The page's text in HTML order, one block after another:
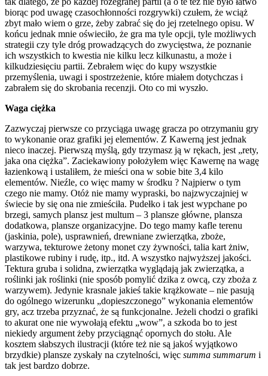
biorąc pod uwagę czasochłonności rozgrywki) czułem, że wciąż
zbyt mało wiem o grze, żeby zabrać się do jej rzetelnego opisu. W
końcu jednak mnie oświeciło, że gra ma tyle opcji, tyle możliwych
strategii czy tyle dróg prowadzących do zwycięstwa, że poznanie
ich wszystkich to kwestia nie kilku lecz kilkunastu, a może i
kilkudziesięciu partii. Zebrałem więc do kupy wszystkie
przemyślenia, uwagi i spostrzeżenie, które miałem dotychczas i
zabrałem się do skrobania recenzji. Oto co mi wyszło.
Waga ciężka
Zazwyczaj pierwsze co przyciąga uwagę gracza po otrzymaniu gry
to wykonanie oraz grafiki jej elementów. Z Kawerną jest jednak
nieco inaczej. Pierwszą myślą, gdy trzymasz ją w rękach, jest „rety,
jaka ona ciężka”. Zaciekawiony położyłem więc Kawernę na wagę
łazienkową i ustaliłem, że mieści ona w sobie bite 3,4 kilo
elementów. Nieźle, co więc mamy w środku ? Najpierw o tym
czego nie mamy. Otóż nie mamy wypraski, bo najzwyczajniej w
świecie by się ona nie zmieściła. Pudełko i tak jest wypchane po
brzegi, samych plansz jest multum – 3 plansze główne, plansza
dodatkowa, plansze organizacyjne. Do tego mamy kafle terenu
(jaskinia, pole), usprawnień, drewniane zwierzątka, zboże,
warzywa, tekturowe żetony monet czy żywności, talia kart żniw,
plastikowe rubiny i rudę, itp., itd. A wszystko najwyższej jakości.
Tektura gruba i solidna, zwierzątka wyglądają jak zwierzątka, a
roślinki jak roślinki (nie sposób pomylić dzika z owcą, czy zboża z
warzywem). Jedynie krasnale jakieś takie krążkowate – nie pasują
do ogólnego wizerunku „dopieszczonego” wykonania elementów
gry, acz trzeba przyznać, że są funkcjonalne. Jeżeli chodzi o grafiki
to akurat one nie wywołają efektu „wow”, a szkoda bo to jest
niekiedy argument żeby przyciągnąć opornych do stołu. Ale
kosztem słabszych ilustracji (które też nie są jakoś wyjątkowo
brzydkie) plansze zyskały na czytelności, więc summa summarum i
tak jest bardzo dobrze.